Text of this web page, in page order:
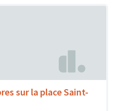
sur la place Saint-